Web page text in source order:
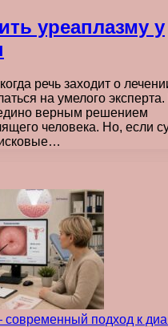
уреаплазму у
речь заходит о
на умелого
верным решением
человека. Но, если
подход к